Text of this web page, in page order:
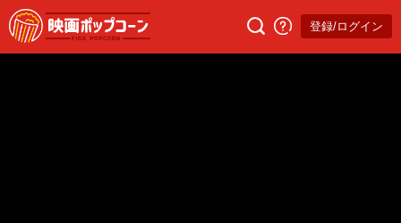
登録/ログイン